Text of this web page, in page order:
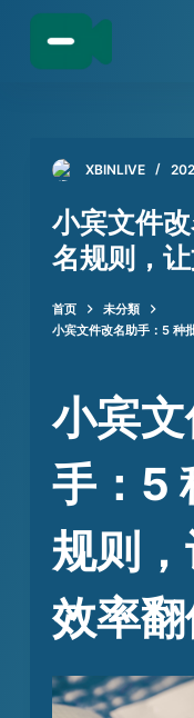
跳
XBINLIVE
小宾文件
名规则，
首页
未分類
小宾文件改名助手：5 种
小宾
手：5
规则
效率